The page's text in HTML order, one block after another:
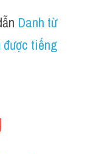
Danh từ
được tiếng